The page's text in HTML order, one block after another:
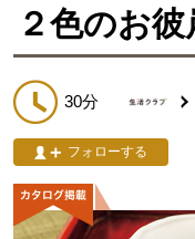
２色のお
30分
フォローする